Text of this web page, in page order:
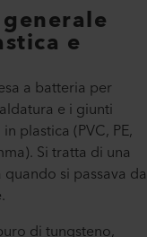
e
a batteria per
e i giunti
plastica (PVC, PE,
Si tratta di una
si passava da
di tungsteno,